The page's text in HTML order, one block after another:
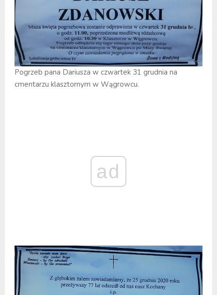
Pogrzeb pana Dariusza w czwartek 31 grudnia na
cmentarzu klasztornym w Wągrowcu.
ad